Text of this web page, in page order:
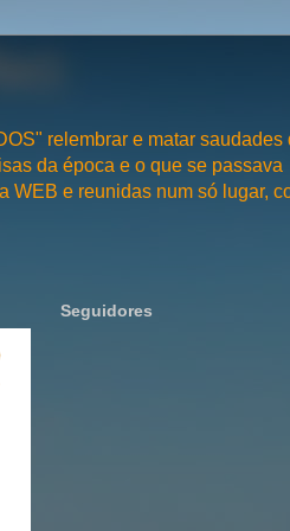
relembrar e matar saudades
da época e o que se passava
WEB e reunidas num só lugar,
Seguidores